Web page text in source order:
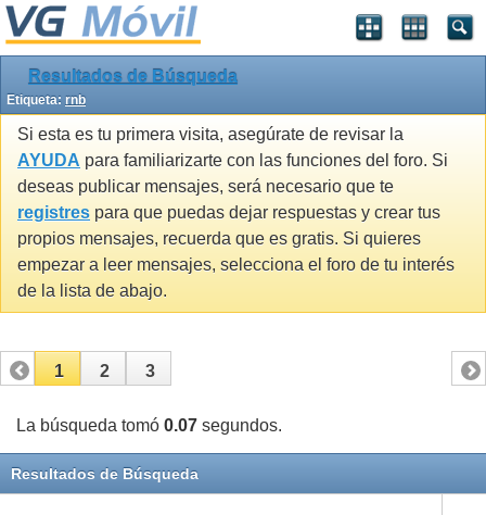
Resultados de Búsqueda
Etiqueta: rnb
Si esta es tu primera visita, asegúrate de revisar la
AYUDA para familiarizarte con las funciones del foro. Si
deseas publicar mensajes, será necesario que te
registres para que puedas dejar respuestas y crear tus
propios mensajes, recuerda que es gratis. Si quieres
empezar a leer mensajes, selecciona el foro de tu interés
de la lista de abajo.
1 2 3
La búsqueda tomó 0.07 segundos.
Resultados de Búsqueda